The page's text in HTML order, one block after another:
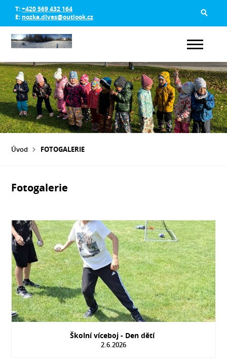
T:+420 569 432 164
E: nozka.dlves@outlook.cz
Úvod FOTOGALERIE
Fotogalerie
Školní víceboj - Den dětí
2.6.2026